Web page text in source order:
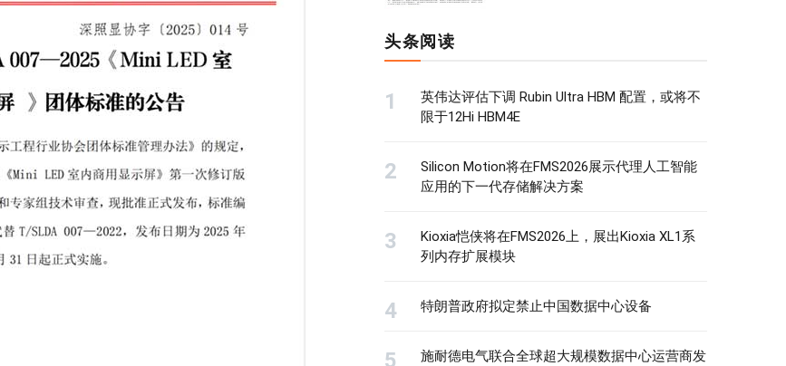
头条阅读
英伟达评估下调 Rubin Ultra HBM 配置，或将不
限于12Hi HBM4E
Silicon Motion将在FMS2026展示代理人工智能
应用的下一代存储解决方案
Kioxia恺侠将在FMS2026上，展出Kioxia XL1系
列内存扩展模块
特朗普政府拟定禁止中国数据中心设备
施耐德电气联合全球超大规模数据中心运营商发